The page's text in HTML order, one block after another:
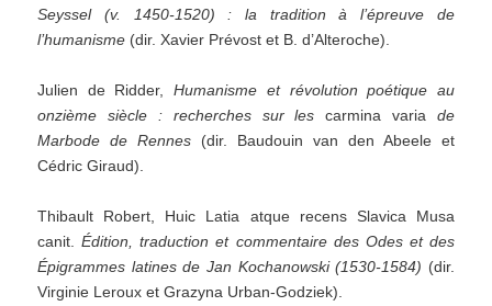
Seyssel (v. 1450-1520) : la tradition à l’épreuve de
l’humanisme (dir. Xavier Prévost et B. d’Alteroche).
Julien de Ridder,Humanisme et révolution poétique au
onzième siècle : recherches sur lescarmina varia de
Marbode de Rennes (dir. Baudouin van den Abeele et
Cédric Giraud).
Thibault Robert, Huic Latia atque recens Slavica Musa
canit.Édition, traduction et commentaire des Odes et des
Épigrammes latines de Jan Kochanowski (1530-1584) (dir.
Virginie Leroux et Grazyna Urban-Godziek).